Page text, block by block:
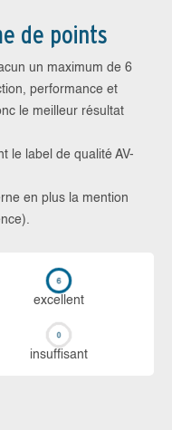
de points
un maximum de 6
performance et
le meilleur résultat
le label de qualité AV-
en plus la mention
ex­cellent
in­suf­fi­sant